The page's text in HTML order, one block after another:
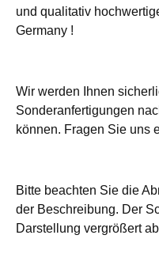
und qualitativ
Germany !
Wir werden Ihnen
Sonderanfertigungen
können. Fragen Sie uns
Bitte beachten Sie die
der Beschreibung. Der
Darstellung vergrößert